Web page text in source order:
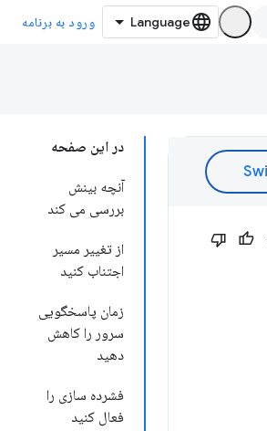
ورود به برنامه
در این صفحه
آنچه بینش
بررسی می کند
از تغییر مسیر
اجتناب کنید
زمان پاسخگویی
سرور را کاهش
دهید
فشرده سازی را
فعال کنید